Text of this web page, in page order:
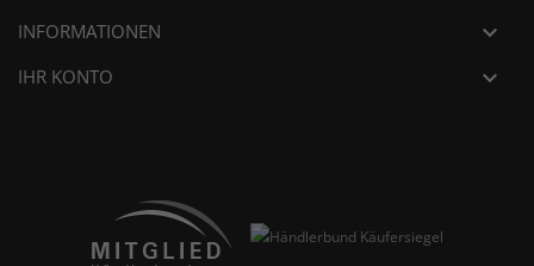
INFORMATIONEN 
IHR KONTO 